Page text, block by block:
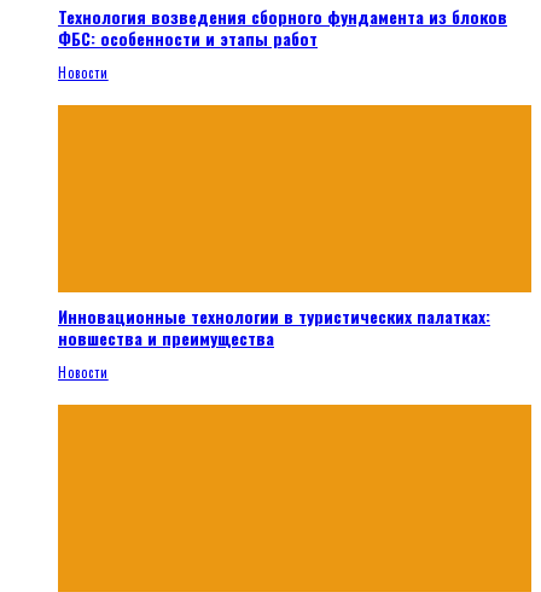
Технология возведения сборного фундамента из блоков
ФБС: особенности и этапы работ
Новости
Инновационные технологии в туристических палатках:
новшества и преимущества
Новости